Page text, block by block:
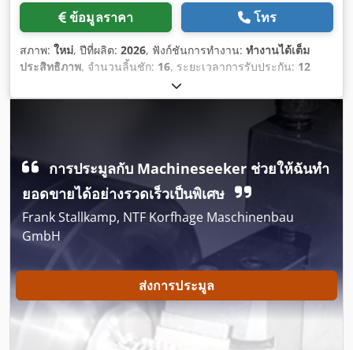
ข้อมูลราคา โทร
สภาพ: ใหม่, ปีที่ผลิต: 2026, ฟังก์ชันการทำงาน: ทำงานได้เต็ม
ประสิทธิภาพ, จำนวนลิ้นชัก: 16, ระยะเวลาการรับประกัน: 12
การประมูลกับ Machineseeker ช่วยให้ฉันทำ
ยอดขายได้อย่างรวดเร็วเป็นพิเศษ
Frank Stallkamp, NTF Korfhage Maschinenbau
GmbH
ส่งการประมูล